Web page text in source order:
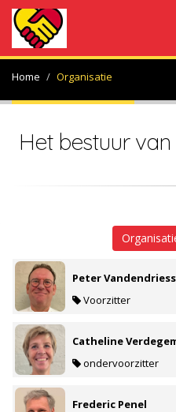
Home Organisatie
Het bestuur
Peter
Voorzitter
Catheline
ondervoorzitter
Frederic Penel